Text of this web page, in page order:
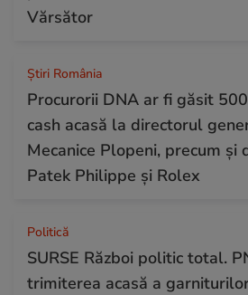
Vărsător
Știri România
Procurorii DNA ar fi găsit
cash acasă la directorul
Mecanice Plopeni, precum și
Patek Philippe și Rolex
Politică
SURSE Război politic total.
trimiterea acasă a